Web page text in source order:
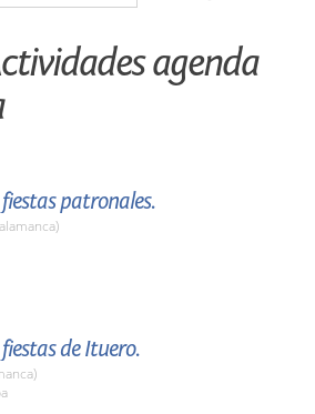
agenda
patronales.
de Ituero.